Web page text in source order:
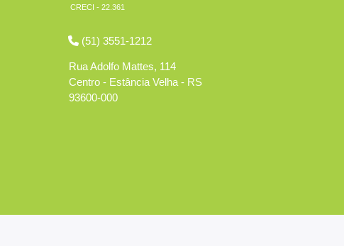
CRECI - 22.361
(51) 3551-1212
Rua Adolfo Mattes, 114
Centro - Estância Velha - RS
93600-000